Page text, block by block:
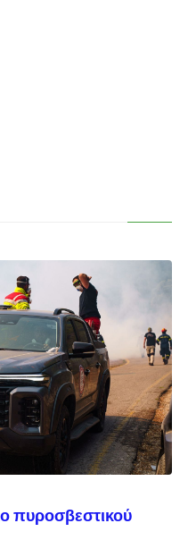
© enkinisi.gr
πυροσβεστικού